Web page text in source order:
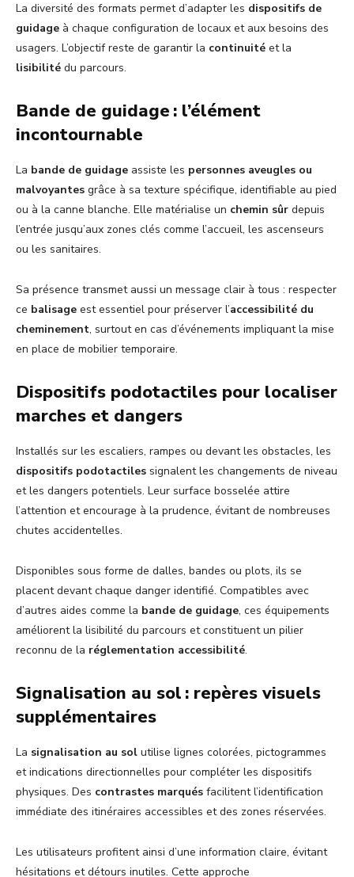
La diversité des formats permet d’adapter les dispositifs de
guidage à chaque configuration de locaux et aux besoins des
usagers. L’objectif reste de garantir la continuité et la
lisibilité du parcours.
Bande de guidage : l’élément
incontournable
La bande de guidage assiste les personnes aveugles ou
malvoyantes grâce à sa texture spécifique, identifiable au pied
ou à la canne blanche. Elle matérialise un chemin sûr depuis
l’entrée jusqu’aux zones clés comme l’accueil, les ascenseurs
ou les sanitaires.
Sa présence transmet aussi un message clair à tous : respecter
ce balisage est essentiel pour préserver l’accessibilité du
cheminement, surtout en cas d’événements impliquant la mise
en place de mobilier temporaire.
Dispositifs podotactiles pour localiser
marches et dangers
Installés sur les escaliers, rampes ou devant les obstacles, les
dispositifs podotactiles signalent les changements de niveau
et les dangers potentiels. Leur surface bosselée attire
l’attention et encourage à la prudence, évitant de nombreuses
chutes accidentelles.
Disponibles sous forme de dalles, bandes ou plots, ils se
placent devant chaque danger identifié. Compatibles avec
d’autres aides comme la bande de guidage, ces équipements
améliorent la lisibilité du parcours et constituent un pilier
reconnu de la réglementation accessibilité.
Signalisation au sol : repères visuels
supplémentaires
La signalisation au sol utilise lignes colorées, pictogrammes
et indications directionnelles pour compléter les dispositifs
physiques. Des contrastes marqués facilitent l’identification
immédiate des itinéraires accessibles et des zones réservées.
Les utilisateurs profitent ainsi d’une information claire, évitant
hésitations et détours inutiles. Cette approche